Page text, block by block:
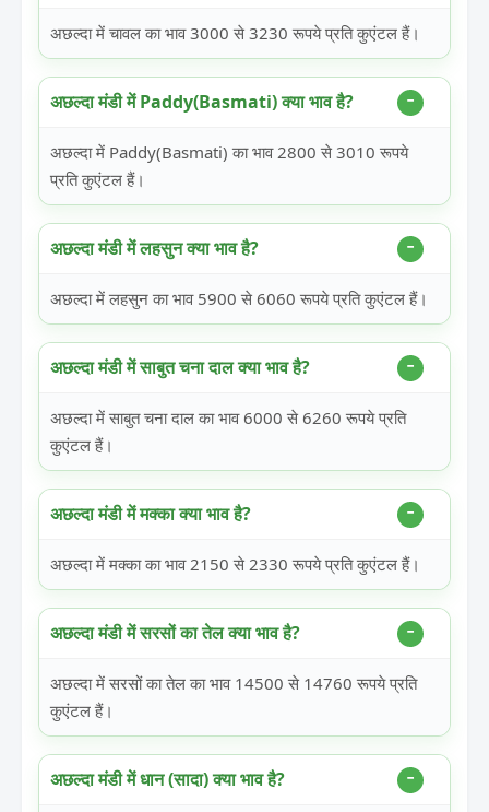
अछल्दा में चावल का भाव 3000 से 3230 रूपये प्रति कुएंटल हैं।
अछल्दा मंडी में Paddy(Basmati) क्या भाव है?
अछल्दा में Paddy(Basmati) का भाव 2800 से 3010 रूपये
प्रति कुएंटल हैं।
अछल्दा मंडी में लहसुन क्या भाव है?
अछल्दा में लहसुन का भाव 5900 से 6060 रूपये प्रति कुएंटल हैं।
अछल्दा मंडी में साबुत चना दाल क्या भाव है?
अछल्दा में साबुत चना दाल का भाव 6000 से 6260 रूपये प्रति
कुएंटल हैं।
अछल्दा मंडी में मक्का क्या भाव है?
अछल्दा में मक्का का भाव 2150 से 2330 रूपये प्रति कुएंटल हैं।
अछल्दा मंडी में सरसों का तेल क्या भाव है?
अछल्दा में सरसों का तेल का भाव 14500 से 14760 रूपये प्रति
कुएंटल हैं।
अछल्दा मंडी में धान (सादा) क्या भाव है?